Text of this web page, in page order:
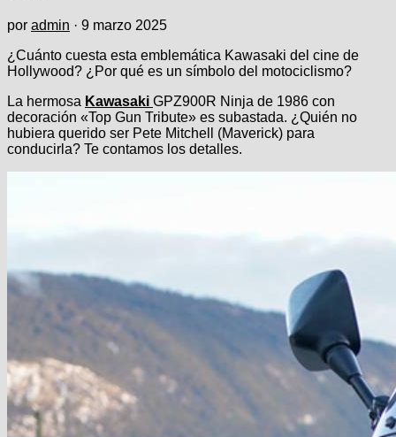
por admin · 9 marzo 2025
¿Cuánto cuesta esta emblemática Kawasaki del cine de
Hollywood? ¿Por qué es un símbolo del motociclismo?
La hermosa Kawasaki GPZ900R Ninja de 1986 con
decoración «Top Gun Tribute» es subastada. ¿Quién no
hubiera querido ser Pete Mitchell (Maverick) para
conducirla? Te contamos los detalles.